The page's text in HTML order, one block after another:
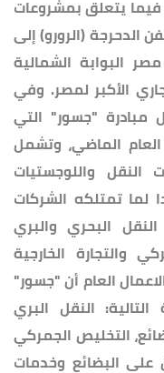
يتعلق بمشروعات
الدحرجة (الرورو) إلى
البوابة الشمالية
الأكبر لمصر. وفي
مبادرة "جسور" التي
العام الماضي، وتشمل
واللوجستيات
لما تمتلكه الشركات
البحري والبري
والتجارة الخارجية
العام أن "جسور"
النقل البري
التخليص الجمركي
على البضائع وخدمات